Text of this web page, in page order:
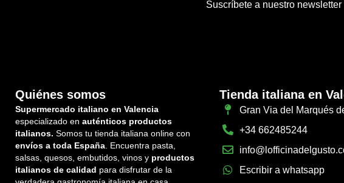
Suscríbete a nuestro newsletter
Quiénes somos
Supermercado italiano en Valencia
especializado en auténticos productos
italianos. Somos tu tienda italiana online con
envíos a toda España . Encuentra pasta,
salsas, quesos, embutidos, vinos y productos
italianos de calidad para disfrutar de la
Tienda italiana en
Gran Via del Marqués
+34 662485244
Escribir a whatsapp